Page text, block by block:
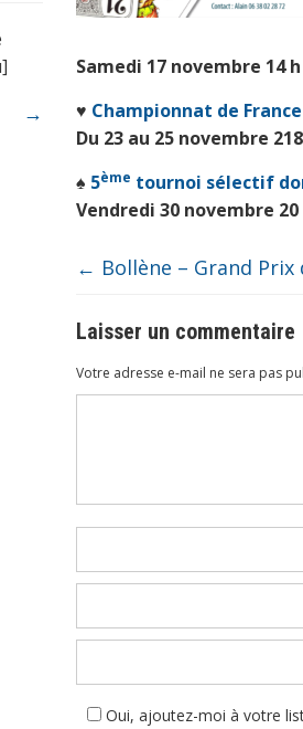
→
Samedi 17 novembre 14
♥ Championnat de
Du 23 au 25 novembre 218
♠ 5ème tournoi sélectif
Vendredi 30 novembre 20
← Bollène – Grand Prix
Laisser un commentaire
Votre adresse e-mail ne sera pas
Oui, ajoutez-moi à votre